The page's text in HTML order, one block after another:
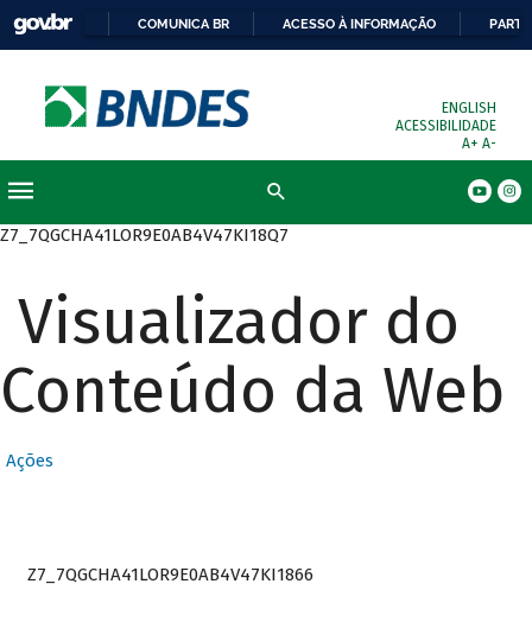
COMUNICA BR ACESSO À INFORMAÇÃO
ENGLISH
ACESSIBILIDADE
A+ A-
Z7_7QGCHA41LOR9E0AB4V47KI18Q7
Visualizador do
Conteúdo da Web
Ações
Z7_7QGCHA41LOR9E0AB4V47KI1866